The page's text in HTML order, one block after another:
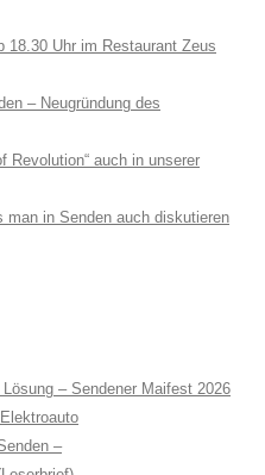
18.30 Uhr im Restaurant Zeus
– Neugründung des
Revolution“ auch in unserer
man in Senden auch diskutieren
– Sendener Maifest 2026
–